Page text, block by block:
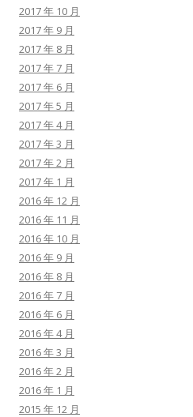
2017 年 10 月
2017 年 9 月
2017 年 8 月
2017 年 7 月
2017 年 6 月
2017 年 5 月
2017 年 4 月
2017 年 3 月
2017 年 2 月
2017 年 1 月
2016 年 12 月
2016 年 11 月
2016 年 10 月
2016 年 9 月
2016 年 8 月
2016 年 7 月
2016 年 6 月
2016 年 4 月
2016 年 3 月
2016 年 2 月
2016 年 1 月
2015 年 12 月